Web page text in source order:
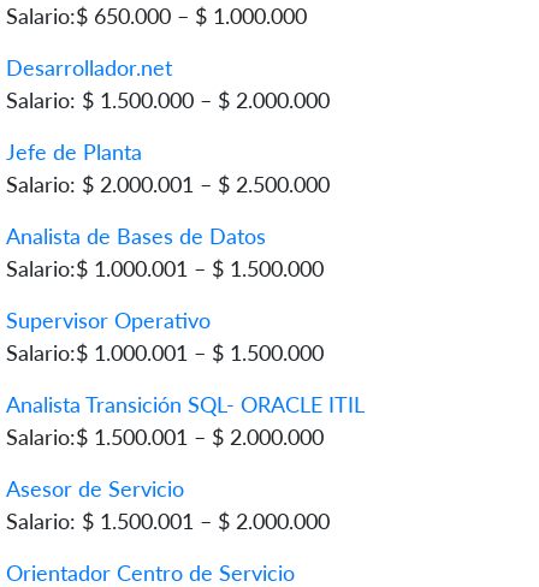
Salario:$ 650.000 – $ 1.000.000
Desarrollador.net
Salario: $ 1.500.000 – $ 2.000.000
Jefe de Planta
Salario: $ 2.000.001 – $ 2.500.000
Analista de Bases de Datos
Salario:$ 1.000.001 – $ 1.500.000
Supervisor Operativo
Salario:$ 1.000.001 – $ 1.500.000
Analista Transición SQL- ORACLE ITIL
Salario:$ 1.500.001 – $ 2.000.000
Asesor de Servicio
Salario: $ 1.500.001 – $ 2.000.000
Orientador Centro de Servicio